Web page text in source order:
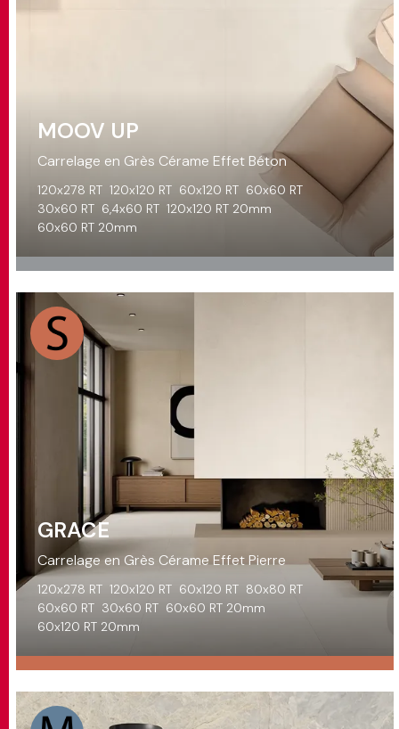
MOOV UP
Carrelage en Grès Cérame Effet Béton
120x278 RT 120x120 RT 60x120 RT 60x60 RT
30x60 RT 6,4x60 RT 120x120 RT 20mm
60x60 RT 20mm
GRACE
Carrelage en Grès Cérame Effet Pierre
120x278 RT 120x120 RT 60x120 RT 80x80 RT
60x60 RT 30x60 RT 60x60 RT 20mm
60x120 RT 20mm